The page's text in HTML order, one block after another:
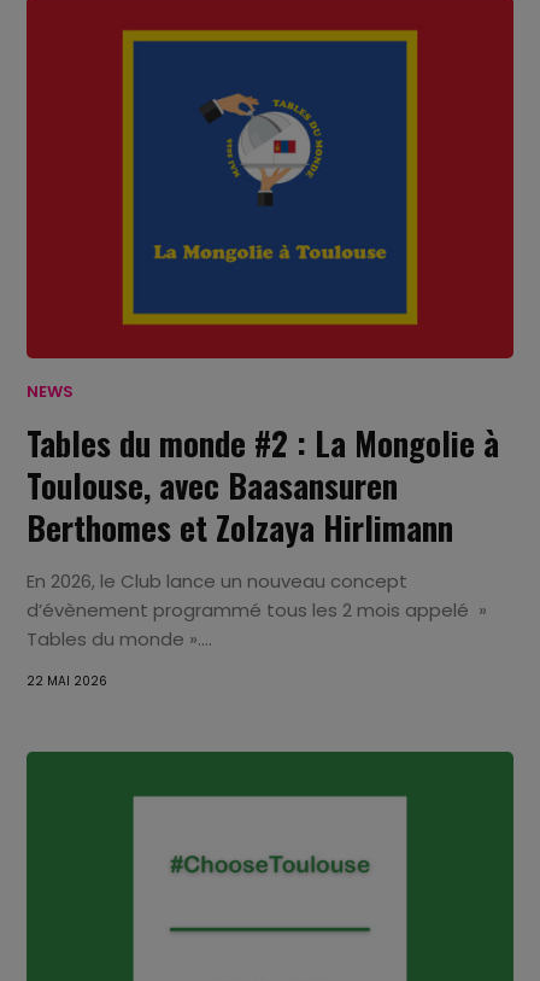
NEWS
Tables du monde #2 : La Mongolie à
Toulouse, avec Baasansuren
Berthomes et Zolzaya Hirlimann
En 2026, le Club lance un nouveau concept
d’évènement programmé tous les 2 mois appelé »
Tables du monde »....
22 MAI 2026